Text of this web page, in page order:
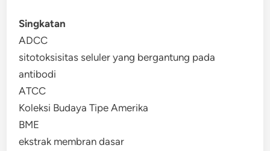
Singkatan
ADCC
sitotoksisitas seluler yang bergantung pada
antibodi
ATCC
Koleksi Budaya Tipe Amerika
BME
ekstrak membran dasar